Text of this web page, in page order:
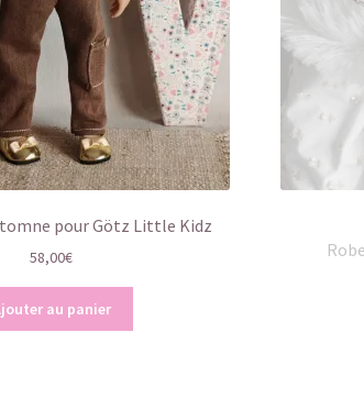
pour Götz Little Kidz
58,00€
au panier